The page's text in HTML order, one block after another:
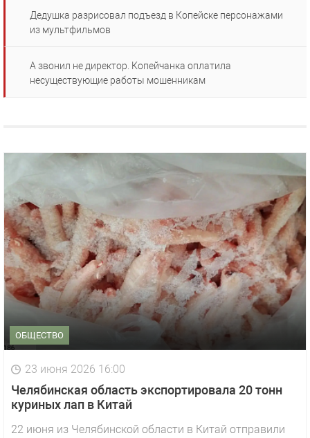
Дедушка разрисовал подъезд в Копейске персонажами
из мультфильмов
А звонил не директор. Копейчанка оплатила
несуществующие работы мошенникам
ОБЩЕСТВО
23 июня 2026 16:00
Челябинская область экспортировала 20 тонн
куриных лап в Китай
22 июня из Челябинской области в Китай отправили